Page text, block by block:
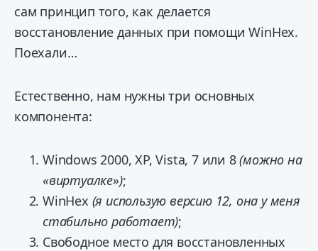
сам принцип того, как делается
восстановление данных при помощи WinHex.
Поехали…
Естественно, нам нужны три основных
компонента:
Windows 2000, XP, Vista, 7 или 8(можно на
«виртуалке»);
WinHex (я использую версию 12, она у меня
стабильно работает);
Свободное место для восстановленных